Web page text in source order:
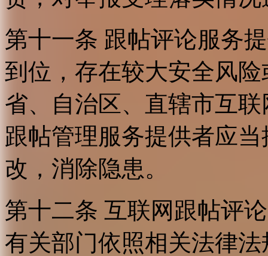
第十一条 跟帖评论服务
到位，存在较大安全风
省、自治区、直辖市互
跟帖管理服务提供者应
改，消除隐患。
第十二条 互联网跟帖评
有关部门依照相关法律